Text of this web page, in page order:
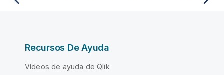
Recursos De Ayuda
Vídeos de ayuda de Qlik